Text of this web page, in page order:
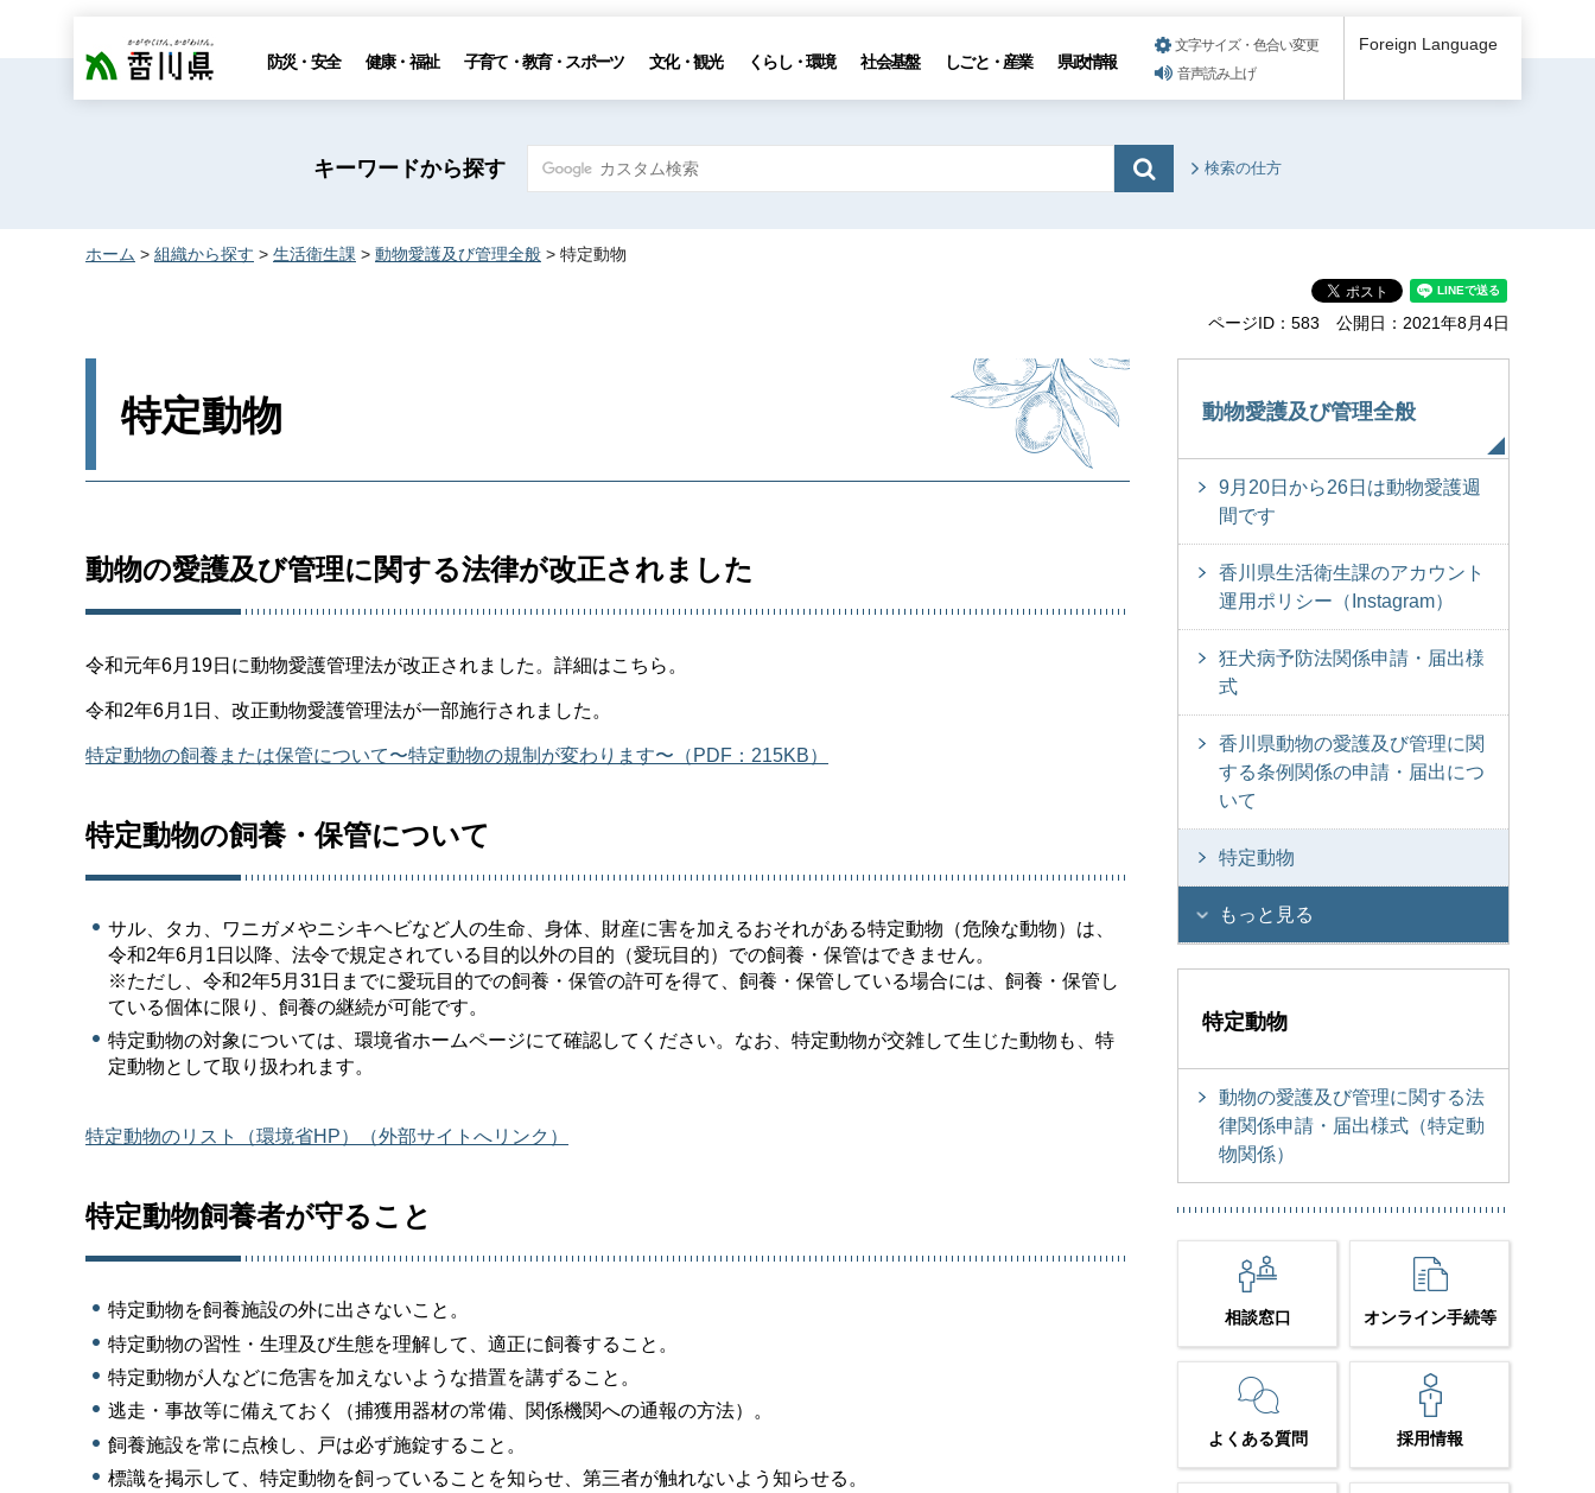
香川県 防災・安全 健康・福祉 子育て・教育・スポーツ 文化・観光 くらし・環境 社会基盤 しごと・産業 県政情報
文字サイズ・色合い変更
音声読み上げ
Foreign Language
キーワードから探す 検索の仕方
ホーム > 組織から探す > 生活衛生課 > 動物愛護及び管理全般 > 特定動物
ページID：583 公開日：2021年8月4日
特定動物
動物の愛護及び管理に関する法律が改正されました
令和元年6月19日に動物愛護管理法が改正されました。詳細はこちら。
令和2年6月1日、改正動物愛護管理法が一部施行されました。
特定動物の飼養または保管について〜特定動物の規制が変わります〜（PDF：215KB）
特定動物の飼養・保管について
サル、タカ、ワニガメやニシキヘビなど人の生命、身体、財産に害を加えるおそれがある特定動物（危険な動物）は、
令和2年6月1日以降、法令で規定されている目的以外の目的（愛玩目的）での飼養・保管はできません。
※ただし、令和2年5月31日までに愛玩目的での飼養・保管の許可を得て、飼養・保管している場合には、飼養・保管し
ている個体に限り、飼養の継続が可能です。
特定動物の対象については、環境省ホームページにて確認してください。なお、特定動物が交雑して生じた動物も、特
定動物として取り扱われます。
特定動物のリスト（環境省HP）（外部サイトへリンク）
特定動物飼養者が守ること
特定動物を飼養施設の外に出さないこと。
特定動物の習性・生理及び生態を理解して、適正に飼養すること。
特定動物が人などに危害を加えないような措置を講ずること。
逃走・事故等に備えておく（捕獲用器材の常備、関係機関への通報の方法）。
飼養施設を常に点検し、戸は必ず施錠すること。
標識を掲示して、特定動物を飼っていることを知らせ、第三者が触れないよう知らせる。
動物愛護及び管理全般
9月20日から26日は動物愛護週
間です
香川県生活衛生課のアカウント
運用ポリシー（Instagram）
狂犬病予防法関係申請・届出様
式
香川県動物の愛護及び管理に関
する条例関係の申請・届出につ
いて
特定動物
もっと見る
特定動物
動物の愛護及び管理に関する法
律関係申請・届出様式（特定動
物関係）
相談窓口 オンライン手続等
よくある質問 採用情報